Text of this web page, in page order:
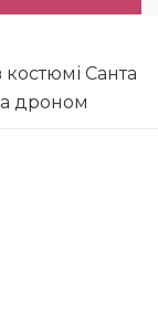
Санта
дроном